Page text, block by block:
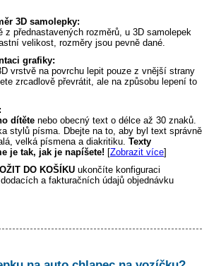
3D samolepky:
z přednastavených rozměrů, u 3D samolepek
velikost, rozměry jsou pevně dané.
grafiky:
vrstvě na povrchu lepit pouze z vnější strany
zrcadlově převrátit, ale na způsobu lepení to
dítěte nebo obecný text o délce až 30 znaků.
stylů písma. Dbejte na to, aby byl text správně
velká písmena a diakritiku. Texty
je tak, jak je napíšete! [Zobrazit více]
DO KOŠÍKU ukončíte konfiguraci
a fakturačních údajů objednávku